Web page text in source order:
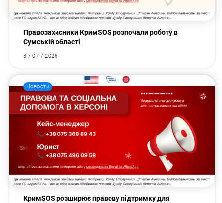
Правозахисники КримSOS розпочали роботу в
Сумській області
3 / 07 / 2026
Новости
КримSOS розширює правову підтримку для